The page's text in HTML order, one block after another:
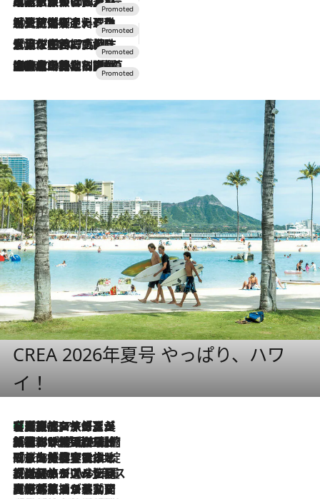
2026.7.24
【夏限定ディナーコース】旬を迎える稚鮎や花ズッキーニなどをイタリア・トスカーナの郷土料理の手法で満喫！
2026.7.17
「土佐和ハーブかき氷」がOMO7高知に登場！生姜、山椒、大葉など目にも舌にも涼を呼ぶ郷土の味
2026.7.10
NEW OPEN！【界 草津】名湯の地に誕生。趣の異なる2種の温泉と上州ならではの会席・蕎麦割烹など美食を味わう究極の癒やし旅
CREA 2026年夏号 やっぱり、ハワ
イ！
2026.8.7
【厳選旅コスメ】「多機能アイテムがメイン！」旅好き美容エディターが選んだ夏旅ベストコスメを発表【Mサイズジップ】
2026.8.6
「荷物が増えるほど旅ストレスは増す」美容ジャーナリストがたどり着いた最終結論。“化粧品を劇的に減らす”感動の凝縮美容とは
2026.8.6
「旅先には金髪ウィッグを持参」日本と同じメイクでは損してる!? 美容ジャーナリストが提案する“掟破りの旅美容”とは
2026.8.6
【厳選旅コスメ】「身軽さ＆UV対策重視！」ヘアアーティストshucoが選んだ夏旅ベストコスメを発表【Mサイズジップ】
2026.8.5
【厳選旅コスメ】国内をあちこち移動する河井菜摘が選んだ夏旅ベストコスメ発表！「リラックスアイテムはマスト」【Mサイズジップ】